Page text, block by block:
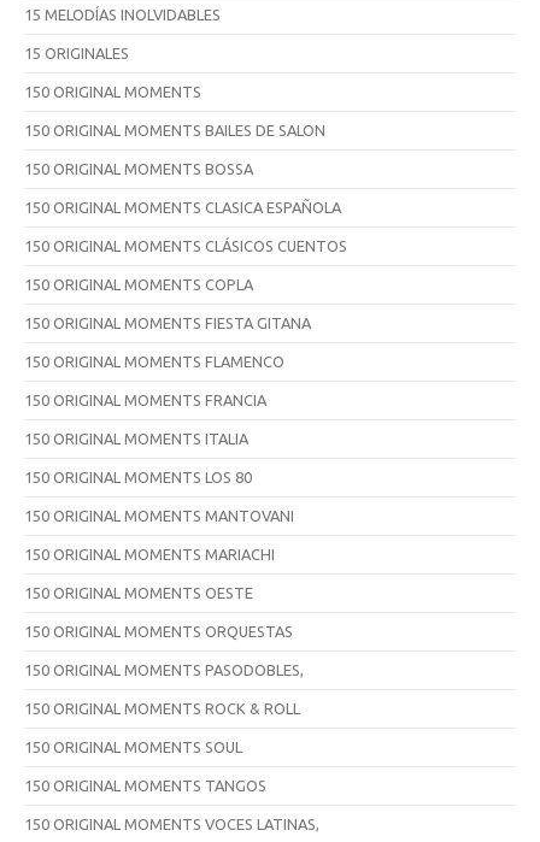
15 MELODÍAS INOLVIDABLES
15 ORIGINALES
150 ORIGINAL MOMENTS
150 ORIGINAL MOMENTS BAILES DE SALON
150 ORIGINAL MOMENTS BOSSA
150 ORIGINAL MOMENTS CLASICA ESPAÑOLA
150 ORIGINAL MOMENTS CLÁSICOS CUENTOS
150 ORIGINAL MOMENTS COPLA
150 ORIGINAL MOMENTS FIESTA GITANA
150 ORIGINAL MOMENTS FLAMENCO
150 ORIGINAL MOMENTS FRANCIA
150 ORIGINAL MOMENTS ITALIA
150 ORIGINAL MOMENTS LOS 80
150 ORIGINAL MOMENTS MANTOVANI
150 ORIGINAL MOMENTS MARIACHI
150 ORIGINAL MOMENTS OESTE
150 ORIGINAL MOMENTS ORQUESTAS
150 ORIGINAL MOMENTS PASODOBLES,
150 ORIGINAL MOMENTS ROCK & ROLL
150 ORIGINAL MOMENTS SOUL
150 ORIGINAL MOMENTS TANGOS
150 ORIGINAL MOMENTS VOCES LATINAS,